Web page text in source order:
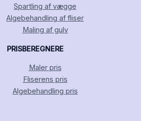
Spartling af vægge
Algebehandling af fliser
Maling af gulv
PRISBEREGNERE
Maler pris
Fliserens pris
Algebehandling pris